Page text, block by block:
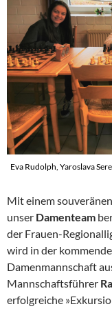
Eva Rudolph, Yaroslava
Mit einem souveränen
unser Damenteam
der Frauen-
wird in der
Damenmannschaft
Mannschaftsführer
erfolgreiche